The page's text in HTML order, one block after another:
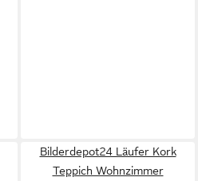
Bilderdepot24 Läufer Kork
Teppich Wohnzimmer